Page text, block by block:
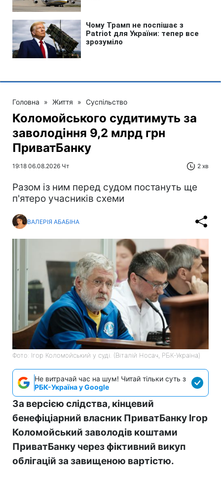
Головна » Життя » Суспільство
Коломойського судитимуть за
заволодіння 9,2 млрд грн
ПриватБанку
19:18 06.08.2026 Чт 2 хв
Разом із ним перед судом постануть ще
п'ятеро учасників схеми
ВАЛЕРІЯ АБАБІНА
Фото: Ігор Коломойський у суді. (Віталій Носач, РБК-Україна)
Не витрачай час на шум! Читай тільки суть з
РБК-Україна у Google
За версією слідства, кінцевий
бенефіціарний власник ПриватБанку Ігор
Коломойський заволодів коштами
ПриватБанку через фіктивний викуп
облігацій за завищеною вартістю.